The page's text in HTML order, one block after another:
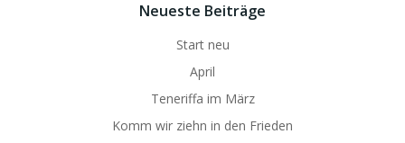
Neueste Beiträge
Start neu
April
Teneriffa im März
Komm wir ziehn in den Frieden